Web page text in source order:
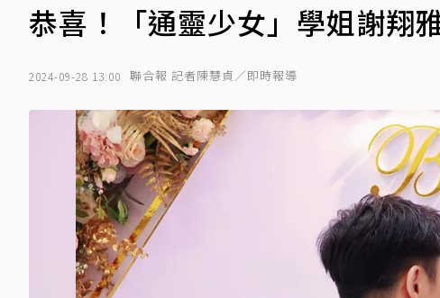
恭喜！「通靈少女」學姐謝翔
2024-09-28 13:00 聯合報 記者陳慧貞／即時報導